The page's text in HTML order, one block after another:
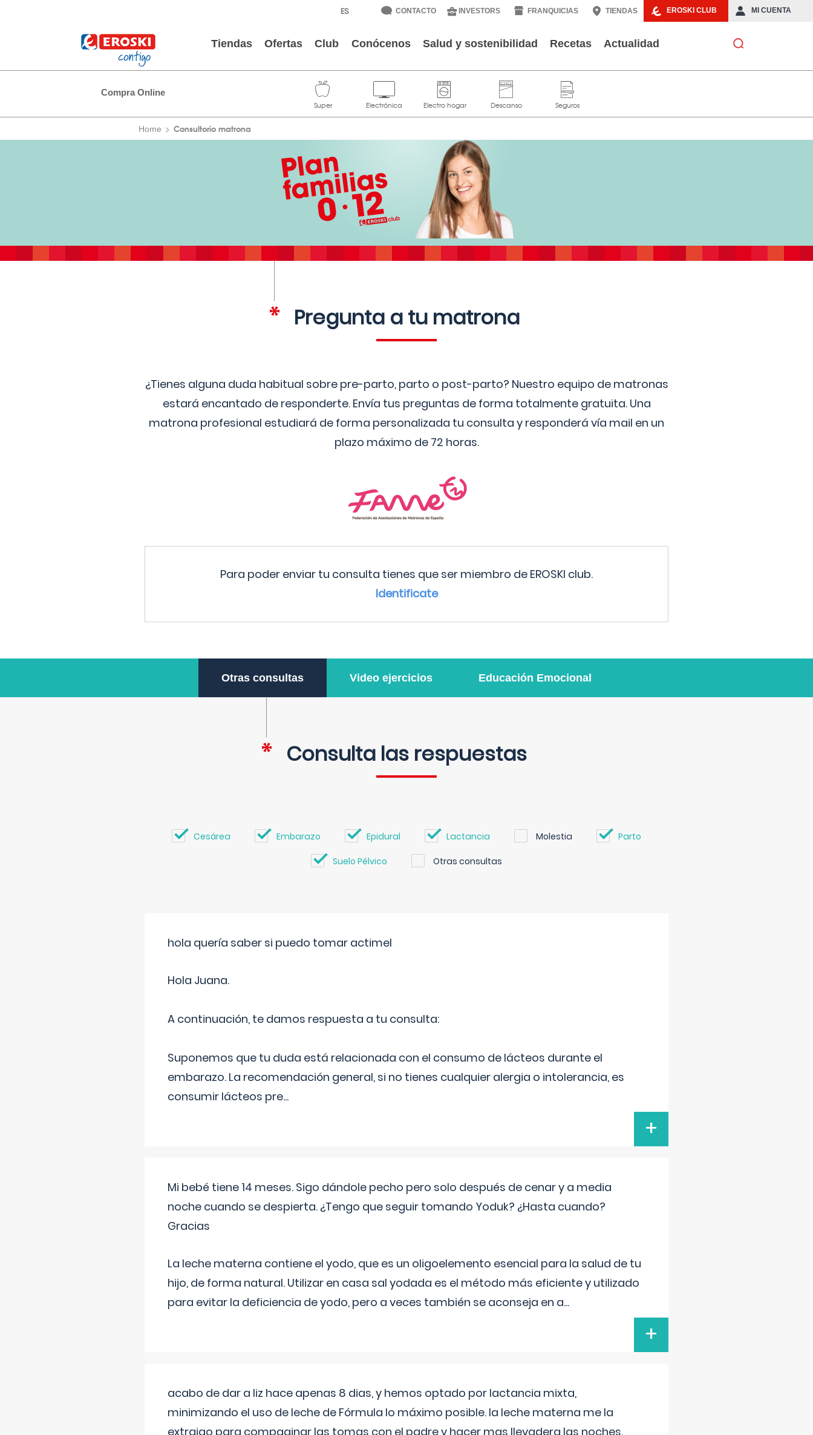
EROSKI CLUB MI CUENTA
CONTACTO INVESTORS FRANQUICIAS TIENDAS
Tiendas Ofertas Club Conócenos Salud y sostenibilidad Recetas Actualidad
Compra Online
Home Consultorio matrona
Pregunta a tu matrona
¿Tienes alguna duda habitual sobre pre-parto, parto o post-parto? Nuestro equipo de matronas
estará encantado de responderte. Envía tus preguntas de forma totalmente gratuita. Una
matrona profesional estudiará de forma personalizada tu consulta y responderá vía mail en un
plazo máximo de 72 horas.
Para poder enviar tu consulta tienes que ser miembro de EROSKI club.
Identificate
Otras consultas Video ejercicios Educación Emocional
Consulta las respuestas
Cesárea Embarazo Epidural Lactancia Molestia Parto
Suelo Pélvico Otras consultas
hola quería saber si puedo tomar actimel
Hola Juana.
A continuación, te damos respuesta a tu consulta:
Suponemos que tu duda está relacionada con el consumo de lácteos durante el
embarazo. La recomendación general, si no tienes cualquier alergia o intolerancia, es
consumir lácteos pre...
+
Mi bebé tiene 14 meses. Sigo dándole pecho pero solo después de cenar y a media
noche cuando se despierta. ¿Tengo que seguir tomando Yoduk? ¿Hasta cuando?
Gracias
La leche materna contiene el yodo, que es un oligoelemento esencial para la salud de tu
hijo, de forma natural. Utilizar en casa sal yodada es el método más eficiente y utilizado
para evitar la deficiencia de yodo, pero a veces también se aconseja en a...
+
acabo de dar a liz hace apenas 8 dias, y hemos optado por lactancia mixta,
minimizando el uso de leche de Fórmula lo máximo posible. la leche materna me la
extraigo para compaginar las tomas con el padre y hacer mas llevadera las noches.